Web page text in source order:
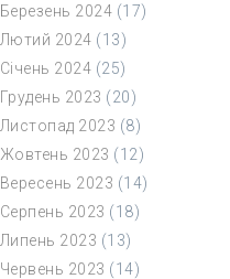
Березень 2024 (17)
Лютий 2024 (13)
Січень 2024 (25)
Грудень 2023 (20)
Листопад 2023 (8)
Жовтень 2023 (12)
Вересень 2023 (14)
Серпень 2023 (18)
Липень 2023 (13)
Червень 2023 (14)